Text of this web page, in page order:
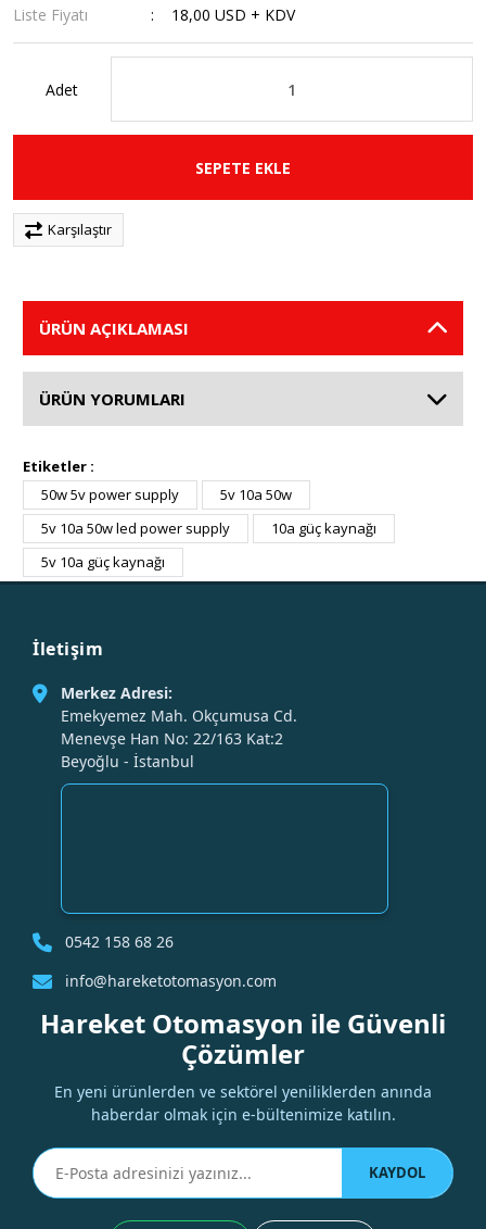
Liste Fiyatı
18,00 USD + KDV
Adet
SEPETE EKLE
Karşılaştır
ÜRÜN AÇIKLAMASI
ÜRÜN YORUMLARI
Etiketler :
50w 5v power supply
5v 10a 50w
5v 10a 50w led power supply
10a güç kaynağı
5v 10a güç kaynağı
İletişim
Merkez Adresi:
Emekyemez Mah. Okçumusa Cd.
Menevşe Han No: 22/163 Kat:2
Beyoğlu - İstanbul
0542 158 68 26
info@hareketotomasyon.com
Hareket Otomasyon ile Güvenli
Çözümler
En yeni ürünlerden ve sektörel yeniliklerden anında
haberdar olmak için e-bültenimize katılın.
KAYDOL